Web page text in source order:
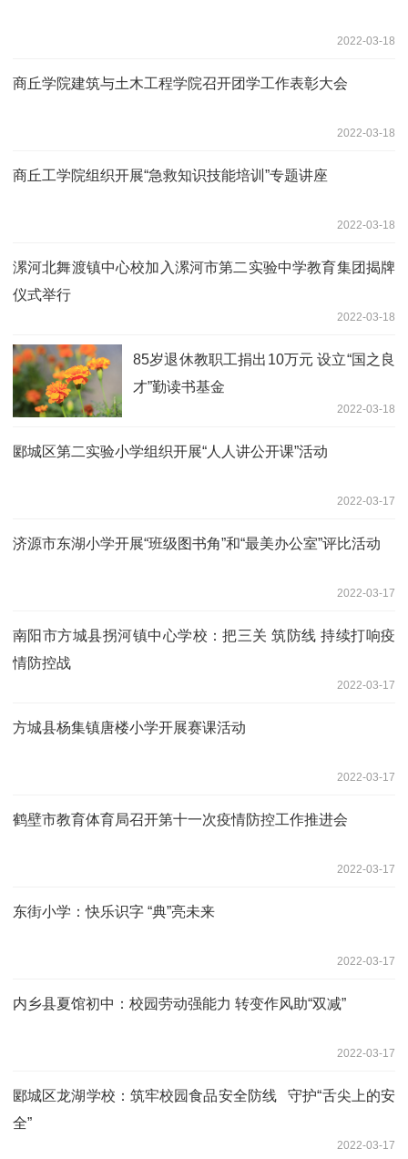
2022-03-18
商丘学院建筑与土木工程学院召开团学工作表彰大会
2022-03-18
商丘工学院组织开展“急救知识技能培训”专题讲座
2022-03-18
漯河北舞渡镇中心校加入漯河市第二实验中学教育集团揭牌
仪式举行
2022-03-18
85岁退休教职工捐出10万元 设立“国之良
才”勤读书基金
2022-03-18
郾城区第二实验小学组织开展“人人讲公开课”活动
2022-03-17
济源市东湖小学开展“班级图书角”和“最美办公室”评比活动
2022-03-17
南阳市方城县拐河镇中心学校：把三关 筑防线 持续打响疫
情防控战
2022-03-17
方城县杨集镇唐楼小学开展赛课活动
2022-03-17
鹤壁市教育体育局召开第十一次疫情防控工作推进会
2022-03-17
东街小学：快乐识字 “典”亮未来
2022-03-17
内乡县夏馆初中：校园劳动强能力 转变作风助“双减”
2022-03-17
郾城区龙湖学校：筑牢校园食品安全防线 守护“舌尖上的安
全”
2022-03-17